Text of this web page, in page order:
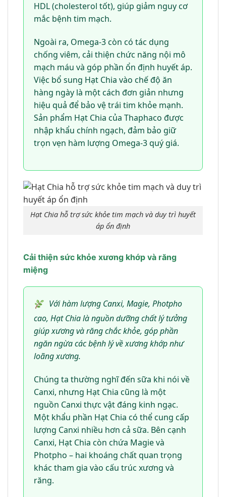
HDL (cholesterol tốt), giúp giảm nguy cơ
mắc bệnh tim mạch.
Ngoài ra, Omega-3 còn có tác dụng
chống viêm, cải thiện chức năng nội mô
mạch máu và góp phần ổn định huyết áp.
Việc bổ sung Hạt Chia vào chế độ ăn
hàng ngày là một cách đơn giản nhưng
hiệu quả để bảo vệ trái tim khỏe mạnh.
Sản phẩm Hạt Chia của Thaphaco được
nhập khẩu chính ngạch, đảm bảo giữ
trọn vẹn hàm lượng Omega-3 quý giá.
Hạt Chia hỗ trợ sức khỏe tim mạch và duy trì huyết
áp ổn định
Cải thiện sức khỏe xương khớp và răng
miệng
Với hàm lượng Canxi, Magie, Photpho
cao, Hạt Chia là nguồn dưỡng chất lý tưởng
giúp xương và răng chắc khỏe, góp phần
ngăn ngừa các bệnh lý về xương khớp như
loãng xương.
Chúng ta thường nghĩ đến sữa khi nói về
Canxi, nhưng Hạt Chia cũng là một
nguồn Canxi thực vật đáng kinh ngạc.
Một khẩu phần Hạt Chia có thể cung cấp
lượng Canxi nhiều hơn cả sữa. Bên cạnh
Canxi, Hạt Chia còn chứa Magie và
Photpho – hai khoáng chất quan trọng
khác tham gia vào cấu trúc xương và
răng.